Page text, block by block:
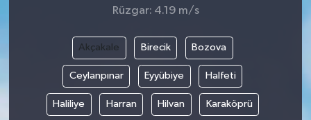
Rüzgar: 4.19 m/s
Akçakale Birecik Bozova
Ceylanpınar Eyyübiye Halfeti
Haliliye Harran Hilvan Karaköprü